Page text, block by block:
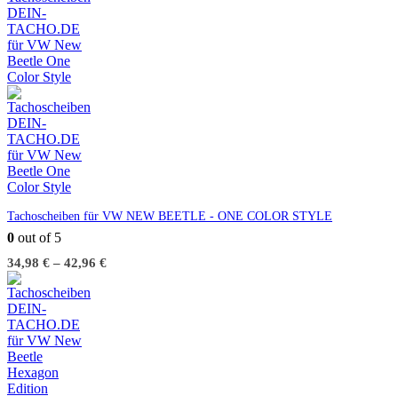
Tachoscheiben für VW NEW BEETLE - ONE COLOR STYLE
0 out of 5
34,98 € – 42,96 €